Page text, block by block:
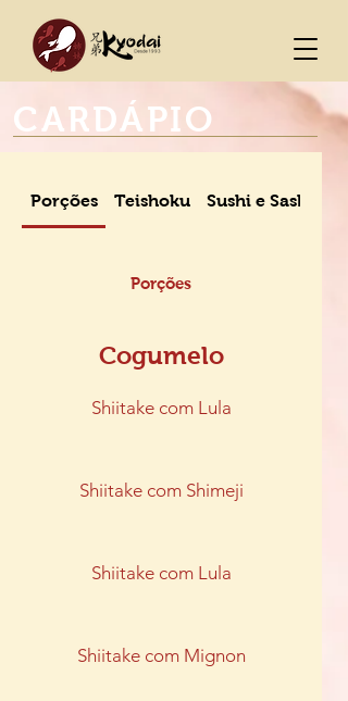
CARDÁPIO
Porções Teishoku Sushi e Sashimi
Porções
Cogumelo
Shiitake com Lula
Shiitake com Shimeji
Shiitake com Lula
Shiitake com Mignon